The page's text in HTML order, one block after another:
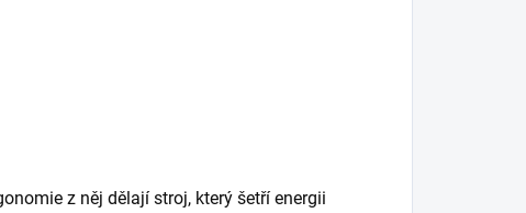
z něj dělají stroj, který šetří energii